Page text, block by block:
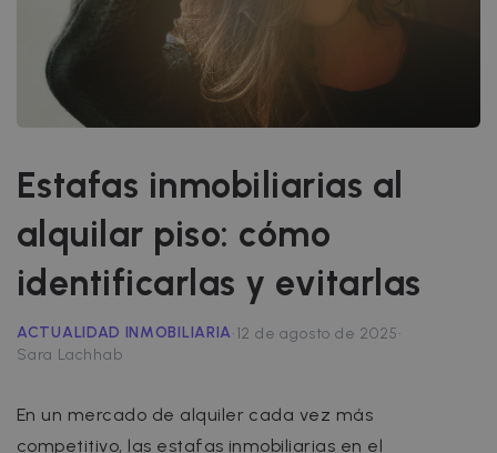
Estafas inmobiliarias al
alquilar piso: cómo
identificarlas y evitarlas
ACTUALIDAD INMOBILIARIA·12 de agosto de 2025·
Sara Lachhab
En un mercado de alquiler cada vez más
competitivo, las estafas inmobiliarias en el